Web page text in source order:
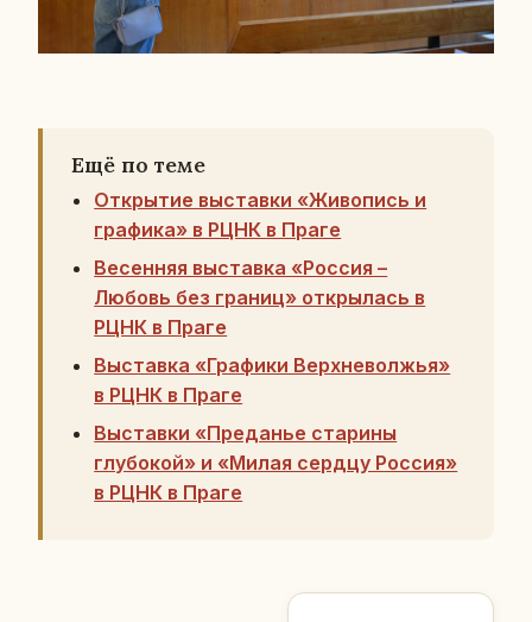
Ещё по теме
Открытие выставки «Живопись и
графика» в РЦНК в Праге
Весенняя выставка «Россия –
Любовь без границ» открылась в
РЦНК в Праге
Выставка «Графики Верхневолжья»
в РЦНК в Праге
Выставки «Преданье старины
глубокой» и «Милая сердцу Россия»
в РЦНК в Праге